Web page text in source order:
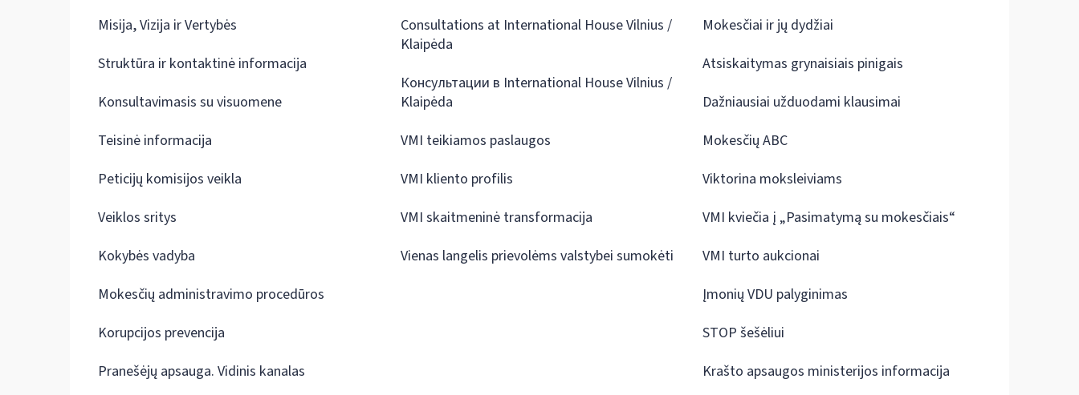
Misija, Vizija ir Vertybės
Struktūra ir kontaktinė informacija
Konsultavimasis su visuomene
Teisinė informacija
Peticijų komisijos veikla
Veiklos sritys
Kokybės vadyba
Mokesčių administravimo procedūros
Korupcijos prevencija
Pranešėjų apsauga. Vidinis kanalas
Consultations at International House Vilnius /
Klaipėda
Консультации в International House Vilnius /
Klaipėda
VMI teikiamos paslaugos
VMI kliento profilis
VMI skaitmeninė transformacija
Vienas langelis prievolėms valstybei sumokėti
Mokesčiai ir jų dydžiai
Atsiskaitymas grynaisiais pinigais
Dažniausiai užduodami klausimai
Mokesčių ABC
Viktorina moksleiviams
VMI kviečia į „Pasimatymą su mokesčiais“
VMI turto aukcionai
Įmonių VDU palyginimas
STOP šešėliui
Krašto apsaugos ministerijos informacija